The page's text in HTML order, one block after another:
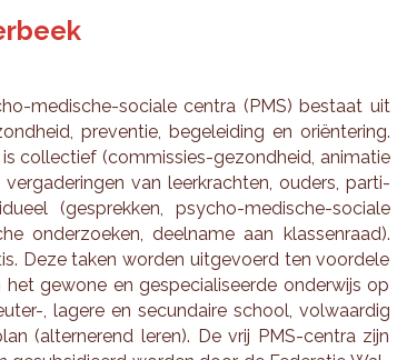
me­di­sche-so­ci­a­le cen­tra (PMS) be­staat uit
pre­ven­tie, be­ge­lei­ding en oriënte­ring.
col­lec­tief (com­mis­sies-ge­zond­heid, ani­ma­tie
ver­ga­de­rin­gen van leer­krach­ten, ou­ders, par­ti­
(ge­sprek­ken, psy­cho-me­di­sche-so­ci­a­le
on­der­zoe­ken, deel­na­me aan klas­sen­raad).
Deze taken wor­den uit­ge­voerd ten voor­de­le
ge­wo­ne en ge­spe­ci­a­li­seer­de on­der­wijs op
, la­ge­re en se­cun­dai­re school, vol­waar­dig
(al­ter­ne­rend leren). De vrij PMS-cen­tra zijn